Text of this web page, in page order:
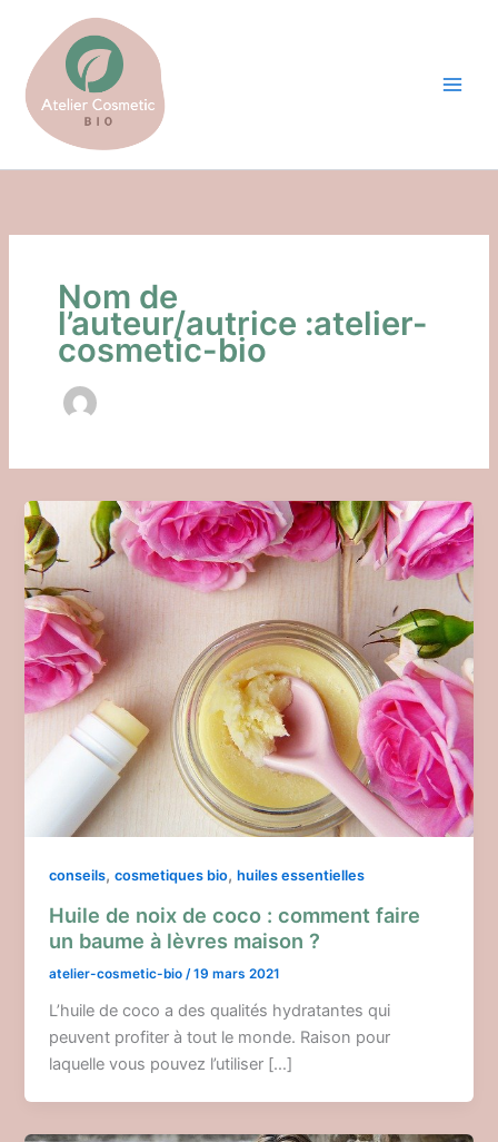
contenu
Nom de
l’auteur/autrice :atelier-
cosmetic-bio
conseils,cosmetiques bio,huiles essentielles
Huile de noix de coco : comment faire
un baume à lèvres maison ?
atelier-cosmetic-bio/19 mars 2021
L’huile de coco a des qualités hydratantes qui
peuvent profiter à tout le monde. Raison pour
laquelle vous pouvez l’utiliser […]